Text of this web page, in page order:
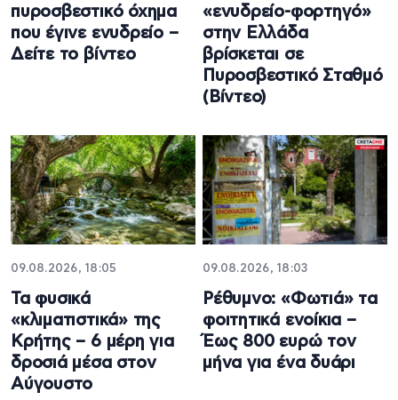
πυροσβεστικό όχημα
που έγινε ενυδρείο –
Δείτε το βίντεο
«ενυδρείο-φορτηγό»
στην Ελλάδα
βρίσκεται σε
Πυροσβεστικό Σταθμό
(Βίντεο)
09.08.2026, 18:05
Τα φυσικά
«κλιματιστικά» της
Κρήτης – 6 μέρη για
δροσιά μέσα στον
Αύγουστο
09.08.2026, 18:03
Ρέθυμνο: «Φωτιά» τα
φοιτητικά ενοίκια –
Έως 800 ευρώ τον
μήνα για ένα δυάρι